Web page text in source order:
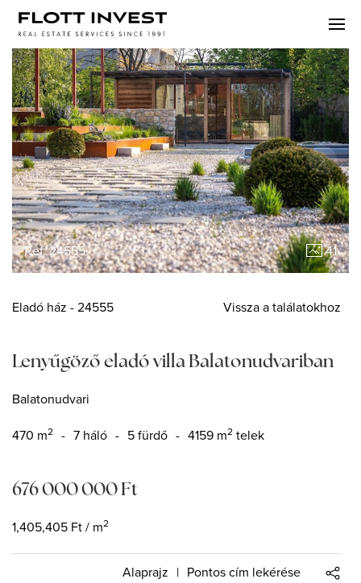
Ref. 24555 41
Eladó ház - 24555 Vissza a találatokhoz
Lenyűgöző eladó villa Balatonudvariban
Balatonudvari
470 m2 - 7 háló - 5 fürdő - 4159 m2 telek
676 000 000Ft
1,405,405 Ft/ m2
Alaprajz | Pontos cím lekérése